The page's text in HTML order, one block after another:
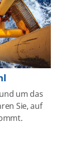
um das
Sie, auf